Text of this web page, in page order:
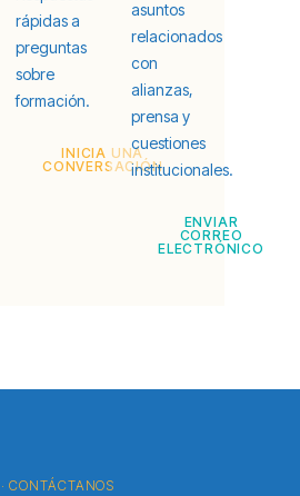
rápidas a
preguntas
sobre
formación.
INICIA UNA
CONVERSACIÓN
asuntos
relacionados
con
alianzas,
prensa y
cuestiones
institucionales.
ENVIAR
CORREO
ELECTRÓNICO
CONTÁCTANOS